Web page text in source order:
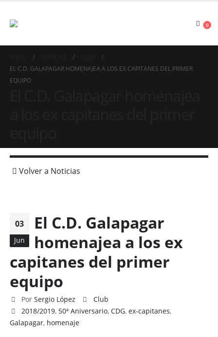
0
EL C.D. GALAPAGAR HOMENAJEA A LOS EX CAPITANES DEL PRIMER
EQUIPO
Volver a Noticias
03
Jun
El C.D. Galapagar
homenajea a los ex
capitanes del primer
equipo
Por Sergio López
Club
2018/2019, 50ª Aniversario,CDG,ex-capitanes,
Galapagar, homenaje